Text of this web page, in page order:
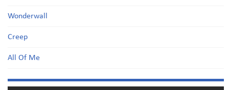
Wonderwall
Creep
All Of Me